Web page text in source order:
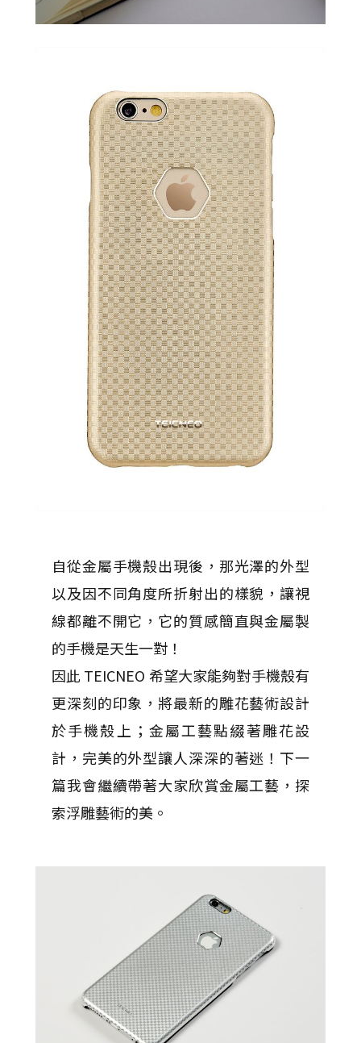
自從金屬手機殼出現後，那光澤的外型
以及因不同角度所折射出的樣貌，讓視
線都離不開它，它的質感簡直與金屬製
的手機是天生一對！
因此 TEICNEO 希望大家能夠對手機殼有
更深刻的印象，將最新的雕花藝術設計
於手機殼上；金屬工藝點綴著雕花設
計，完美的外型讓人深深的著迷！下一
篇我會繼續帶著大家欣賞金屬工藝，探
索浮雕藝術的美。